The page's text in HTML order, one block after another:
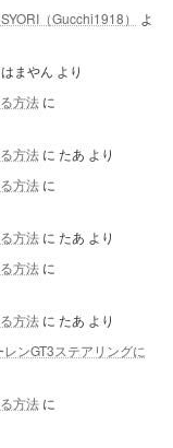
SYORI（Gucchi1918）
よ
はまやん より
方法に
方法に たあ より
方法に
方法に たあ より
方法に
方法に たあ より
ンGT3ステアリングに
方法に